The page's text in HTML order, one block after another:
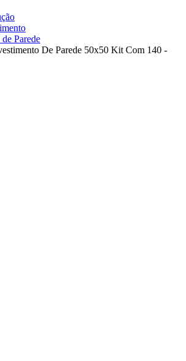
Parede
De Parede 50x50 Kit Com 140 -